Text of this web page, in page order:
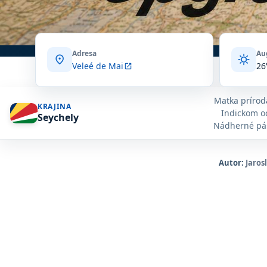
location_on Adresa
Veleé de Maiopen_in_new sunny
KRAJINA
Seychely
Matka
Indickom
Nádherné
balvanmi v
oceánu
Autor: